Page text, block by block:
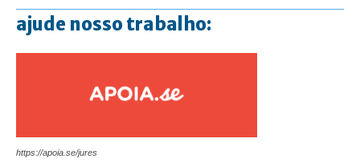
ajude nosso trabalho:
https://apoia.se/jures